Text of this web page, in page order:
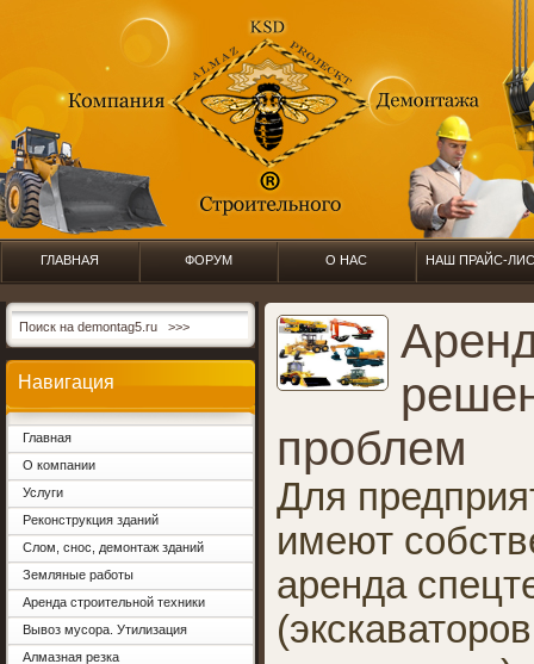
ГЛАВНАЯ ФОРУМ О НАС НАШ ПРАЙС-
Навигация
Главная
О компании
Услуги
Реконструкция зданий
Слом, снос, демонтаж зданий
Земляные работы
Аренда строительной техники
Вывоз мусора. Утилизация
Алмазная резка
проблем
Для
имеют
аренда